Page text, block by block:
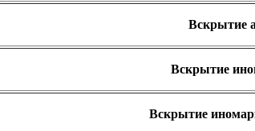
Вскрытие
Вскрытие
Вскрытие